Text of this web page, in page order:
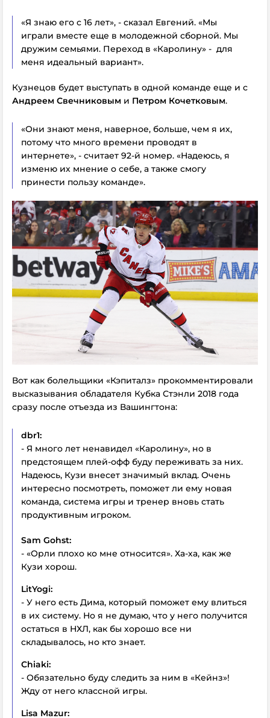
«Я знаю его с 16 лет», - сказал Евгений. «Мы
играли вместе еще в молодежной сборной. Мы
дружим семьями. Переход в «Каролину» - для
меня идеальный вариант».
Кузнецов будет выступать в одной команде еще и с
Андреем Свечниковым и Петром Кочетковым.
«Они знают меня, наверное, больше, чем я их,
потому что много времени проводят в
интернете», - считает 92-й номер. «Надеюсь, я
изменю их мнение о себе, а также смогу
принести пользу команде».
Вот как болельщики «Кэпиталз» прокомментировали
высказывания обладателя Кубка Стэнли 2018 года
сразу после отъезда из Вашингтона:
dbr1:
- Я много лет ненавидел «Каролину», но в
предстоящем плей-офф буду переживать за них.
Надеюсь, Кузи внесет значимый вклад. Очень
интересно посмотреть, поможет ли ему новая
команда, система игры и тренер вновь стать
продуктивным игроком.
Sam Gohst:
- «Орли плохо ко мне относится». Ха-ха, как же
Кузи хорош.
LitYogi:
- У него есть Дима, который поможет ему влиться
в их систему. Но я не думаю, что у него получится
остаться в НХЛ, как бы хорошо все ни
складывалось, но кто знает.
Chiaki:
- Обязательно буду следить за ним в «Кейнз»!
Жду от него классной игры.
Lisa Mazur: